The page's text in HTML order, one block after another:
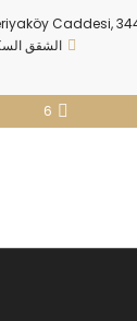
Zekeriyaköy
الشقق
6